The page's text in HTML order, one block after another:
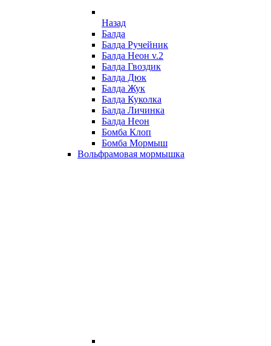
Назад
Балда
Балда Ручейник
Балда Неон v.2
Балда Гвоздик
Балда Дюк
Балда Жук
Балда Куколка
Балда Личинка
Балда Неон
Бомба Клоп
Бомба Мормыш
Вольфрамовая мормышка